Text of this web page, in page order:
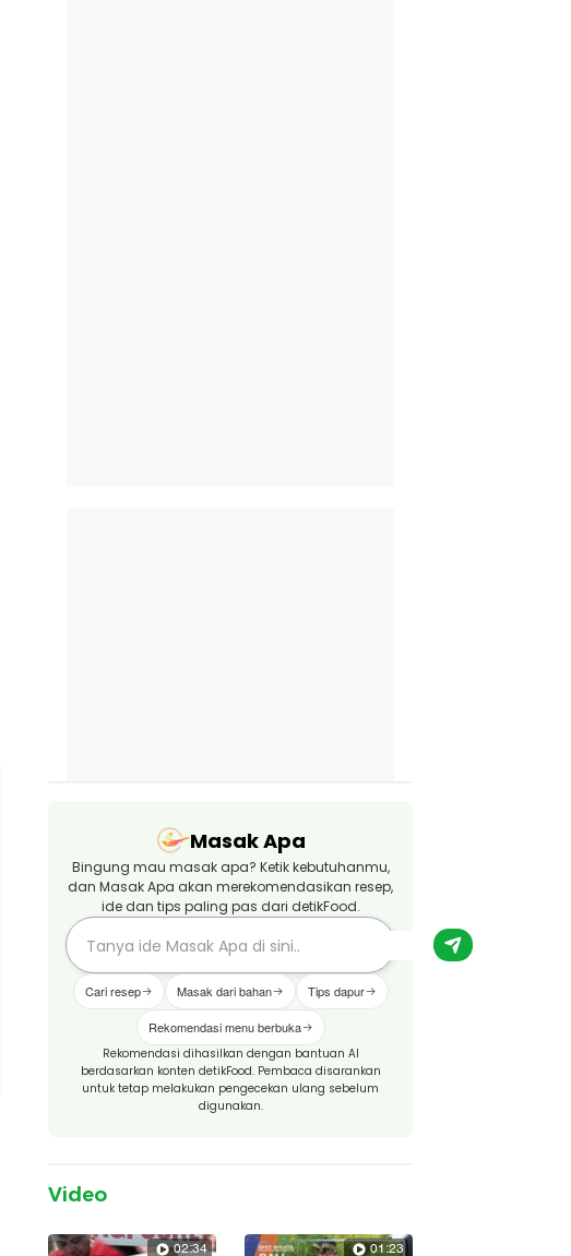
Masak Apa
Bingung mau masak apa? Ketik kebutuhanmu,
dan Masak Apa akan merekomendasikan resep,
ide dan tips paling pas dari detikFood.
Cari resep Masak dari bahan Tips dapur
Rekomendasi menu berbuka
Rekomendasi dihasilkan dengan bantuan AI
berdasarkan konten detikFood. Pembaca disarankan
untuk tetap melakukan pengecekan ulang sebelum
digunakan.
Video
02:34 01:23